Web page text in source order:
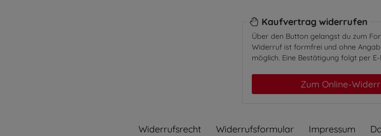
Kaufvertrag widerrufen
Über den Button gelangst du zum
Widerruf ist formfrei und ohne
möglich. Eine Bestätigung folgt per E-
Zum Online-
Widerrufs­recht Widerrufs­formular Impressum